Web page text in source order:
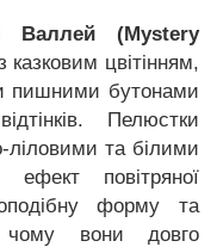
Валлей (Mystery
цвітінням,
пишними бутонами
Пелюстки
ліловими та білими
повітряної
форму та
чому вони довго